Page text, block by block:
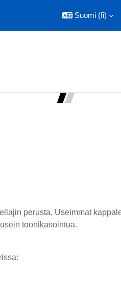
Suomi ‎(fi)‎
perusta. Useimmat
toonikasointua.